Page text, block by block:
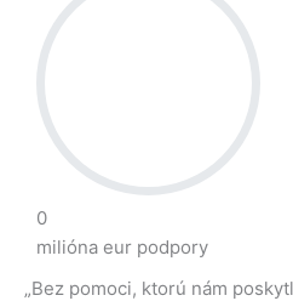
0
milióna eur podpory
„Bez pomoci, ktorú nám